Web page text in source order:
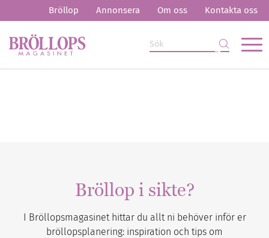
Bröllop Annonsera Om oss Kontakta oss
Bröllop i sikte?
I Bröllopsmagasinet hittar du allt ni behöver inför er
bröllopsplanering: inspiration och tips om